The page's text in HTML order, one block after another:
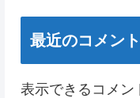
最近のコメント
表示できるコメン